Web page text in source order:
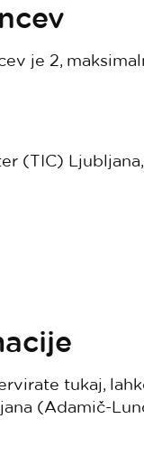
je 2,
(TIC)
tukaj,
(Adamič-